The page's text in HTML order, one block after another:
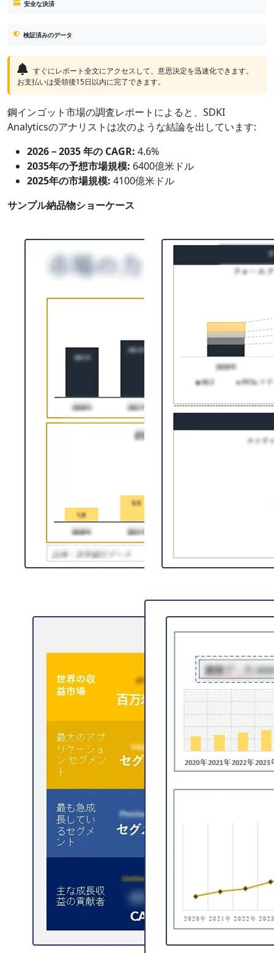
安全な決済
検証済みのデータ
すぐにレポート全文にアクセスして、意思決定を迅速化できます。
お支払いは受領後15日以内に完了できます。
鋼インゴット市場の調査レポートによると、SDKI
Analyticsのアナリストは次のような結論を出しています:
2026－2035 年の CAGR: 4.6%
2035年の予想市場規模: 6400億米ドル
2025年の市場規模: 4100億米ドル
サンプル納品物ショーケース